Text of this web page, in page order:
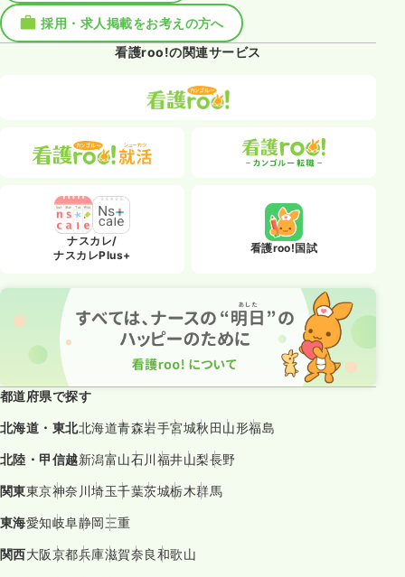
採用・求人掲載をお考えの方へ
看護roo!の関連サービス
ナスカレ/
ナスカレPlus+
看護roo!国試
都道府県で探す
北海道・東北北海道青森岩手宮城秋田山形福島
北陸・甲信越新潟富山石川福井山梨長野
関東東京神奈川埼玉千葉茨城栃木群馬
東海愛知岐阜静岡三重
関西大阪京都兵庫滋賀奈良和歌山